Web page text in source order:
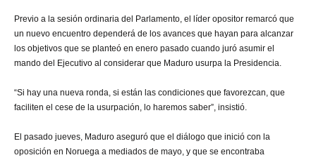
Previo a la sesión ordinaria del Parlamento, el líder opositor remarcó que
un nuevo encuentro dependerá de los avances que hayan para alcanzar
los objetivos que se planteó en enero pasado cuando juró asumir el
mando del Ejecutivo al considerar que Maduro usurpa la Presidencia.
“Si hay una nueva ronda, si están las condiciones que favorezcan, que
faciliten el cese de la usurpación, lo haremos saber”, insistió.
El pasado jueves, Maduro aseguró que el diálogo que inició con la
oposición en Noruega a mediados de mayo, y que se encontraba